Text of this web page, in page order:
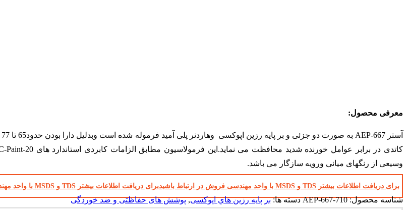
معرفی محصول:
وسیعی از رنگهای میانی ورویه سازگار می باشد.
برای دریافت اطلاعات بیشتر TDS و MSDS با واحد مهندسی فروش در ارتباط باشید برای دریافت اطلاعات بیشتر TDS و MSDS با واحد مهندسی فروش در ارتباط باشید
شناسه محصول:AEP-667-710 دسته ها:بر پايه رزين هاي اپوکسی,پوشش های حفاظتی و ضد خوردگی